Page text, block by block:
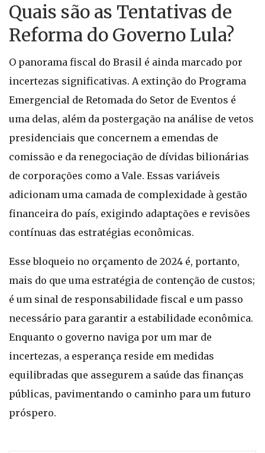
Quais são as Tentativas de
Reforma do Governo Lula?
O panorama fiscal do Brasil é ainda marcado por
incertezas significativas. A extinção do Programa
Emergencial de Retomada do Setor de Eventos é
uma delas, além da postergação na análise de vetos
presidenciais que concernem a emendas de
comissão e da renegociação de dívidas bilionárias
de corporações como a Vale. Essas variáveis
adicionam uma camada de complexidade à gestão
financeira do país, exigindo adaptações e revisões
contínuas das estratégias econômicas.
Esse bloqueio no orçamento de 2024 é, portanto,
mais do que uma estratégia de contenção de custos;
é um sinal de responsabilidade fiscal e um passo
necessário para garantir a estabilidade econômica.
Enquanto o governo naviga por um mar de
incertezas, a esperança reside em medidas
equilibradas que assegurem a saúde das finanças
públicas, pavimentando o caminho para um futuro
próspero.